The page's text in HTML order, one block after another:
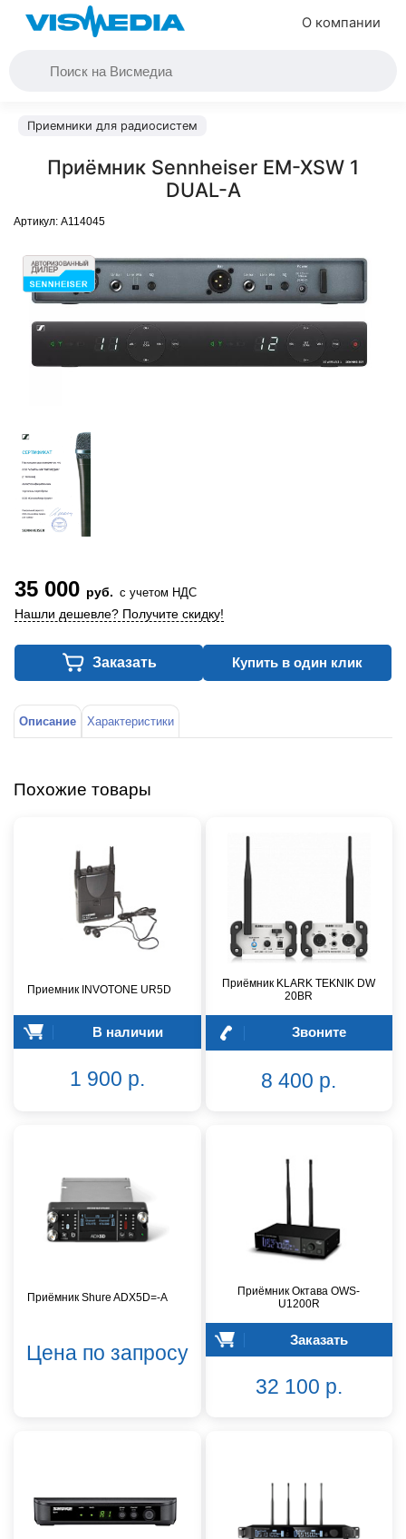
О компании
Приемники для радиосистем
Приёмник Sennheiser EM-XSW 1
DUAL-A
Артикул: A114045
35 000 руб. с учетом НДС
Нашли дешевле? Получите скидку!
Заказать Купить в один клик
Описание Характеристики
Похожие товары
Приемник INVOTONE UR5D
В наличии
1 900 р.
Приёмник KLARK TEKNIK DW
20BR
Звоните
8 400 р.
Приёмник Shure ADX5D=-A
Цена по запросу
Приёмник Октава OWS-
U1200R
Заказать
32 100 р.